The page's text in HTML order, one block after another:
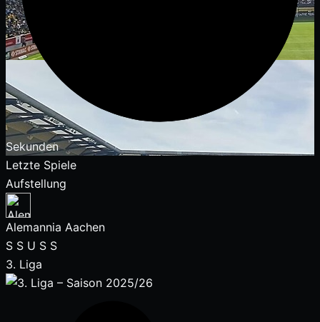
Sekunden
Letzte Spiele
Aufstellung
Alemannia Aachen
S S U S S
3. Liga